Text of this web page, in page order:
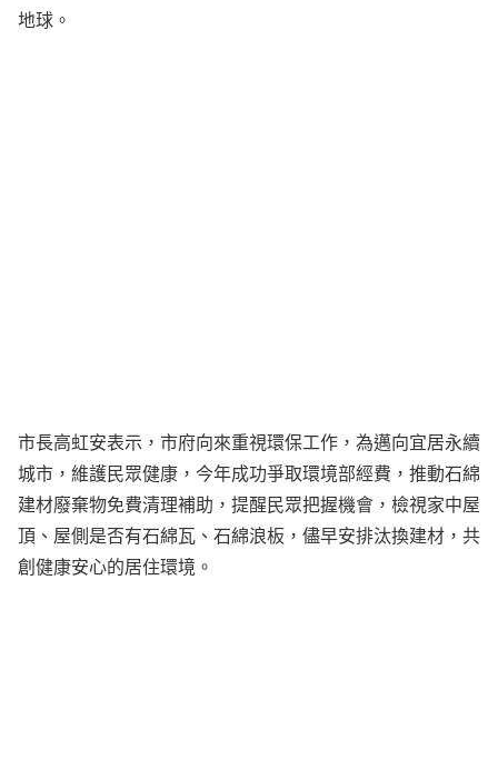
地球。
市長高虹安表示，市府向來重視環保工作，為邁向宜居永續
城市，維護民眾健康，今年成功爭取環境部經費，推動石綿
建材廢棄物免費清理補助，提醒民眾把握機會，檢視家中屋
頂、屋側是否有石綿瓦、石綿浪板，儘早安排汰換建材，共
創健康安心的居住環境。